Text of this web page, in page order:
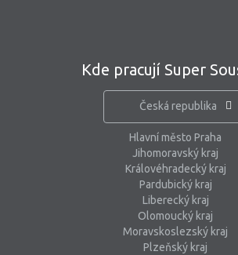
Kde pracují Super
Česká republika
Hlavní město Praha
Jihomoravský kraj
Královéhradecký kraj
Pardubický kraj
Liberecký kraj
Olomoucký kraj
Moravskoslezský kraj
Plzeňský kraj